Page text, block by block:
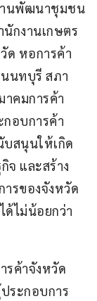
านพัฒนาชุมชน
กงานเกษตร
ด หอการค้า
นทบุรี สภา
คมการค้า
อบการค้า
สนุนให้เกิด
จ และสร้าง
รของจังหวัด
ด้ไม่น้อยกว่า
รค้าจังหวัด
ระกอบการ